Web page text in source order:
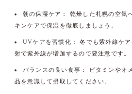
朝の保湿ケア：
乾燥した札幌の空気
キンケアで保湿を徹底しましょう。
UVケアを習慣化：
冬でも紫外線ケ
射で紫外線が増加するので要注意です。
バランスの良い食事：
ビタミンやオ
品を意識して摂取してください。